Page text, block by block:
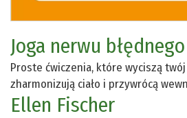
Joga nerwu błędnego
Proste ćwiczenia, które wyciszą twój
zharmonizują ciało i przywrócą
Ellen Fischer